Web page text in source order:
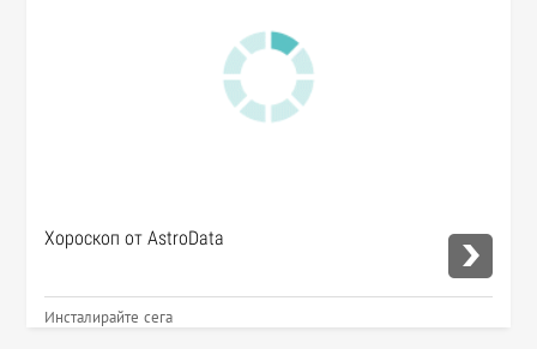
Хороскоп от AstroData
Инсталирайте сега